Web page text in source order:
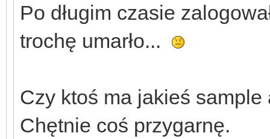
Po długim czasie
trochę umarło...
Czy ktoś ma jakieś sample
Chętnie coś przygarnę.